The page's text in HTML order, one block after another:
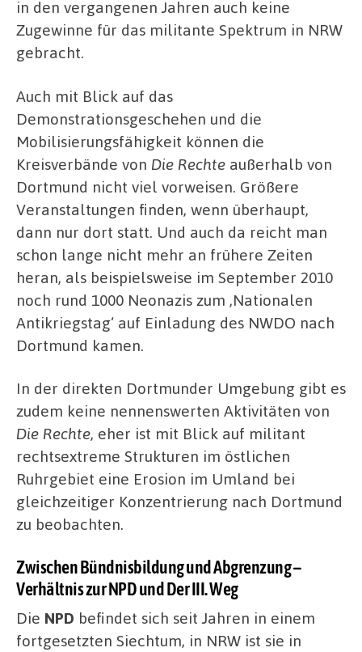
in den vergangenen Jahren auch keine
Zugewinne für das militante Spektrum in NRW
gebracht.
Auch mit Blick auf das
Demonstrationsgeschehen und die
Mobilisierungsfähigkeit können die
Kreisverbände von Die Rechte außerhalb von
Dortmund nicht viel vorweisen. Größere
Veranstaltungen finden, wenn überhaupt,
dann nur dort statt. Und auch da reicht man
schon lange nicht mehr an frühere Zeiten
heran, als beispielsweise im September 2010
noch rund 1000 Neonazis zum ‚Nationalen
Antikriegstag‘ auf Einladung des NWDO nach
Dortmund kamen.
In der direkten Dortmunder Umgebung gibt es
zudem keine nennenswerten Aktivitäten von
Die Rechte, eher ist mit Blick auf militant
rechtsextreme Strukturen im östlichen
Ruhrgebiet eine Erosion im Umland bei
gleichzeitiger Konzentrierung nach Dortmund
zu beobachten.
Zwischen Bündnisbildung und Abgrenzung –
Verhältnis zur NPD und Der III. Weg
Die NPD befindet sich seit Jahren in einem
fortgesetzten Siechtum, in NRW ist sie in